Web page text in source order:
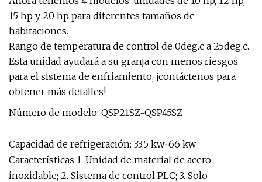
15 hp y 20 hp para diferentes tamaños de
habitaciones.
Rango de temperatura de control de 0deg.c a 25deg.c.
Esta unidad ayudará a su granja con menos riesgos
para el sistema de enfriamiento, ¡contáctenos para
obtener más detalles!
Número de modelo: QSP21SZ~QSP45SZ
Capacidad de refrigeración: 33,5 kw~66 kw
Características 1. Unidad de material de acero
inoxidable; 2. Sistema de control PLC; 3. Solo